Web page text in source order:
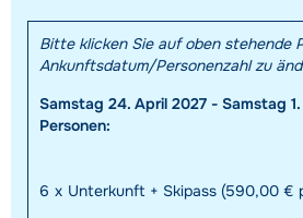
Bitte klicken Sie auf oben stehende
Ankunftsdatum/Personenzahl zu
Samstag 24. April 2027 - Samstag
Personen:
6 x Unterkunft + Skipass (590,00 €